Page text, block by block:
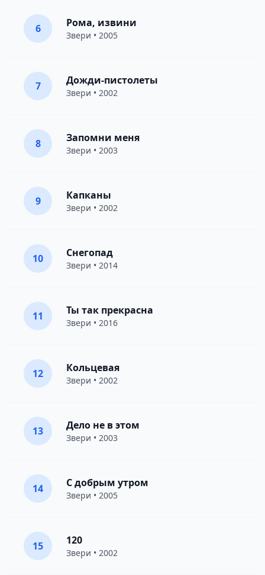
6 Рома, извини
Звери • 2005
7 Дожди-пистолеты
Звери • 2002
8 Запомни меня
Звери • 2003
9 Капканы
Звери • 2002
10 Снегопад
Звери • 2014
11 Ты так прекрасна
Звери • 2016
12 Кольцевая
Звери • 2002
13 Дело не в этом
Звери • 2003
14 С добрым утром
Звери • 2005
15 120
Звери • 2002